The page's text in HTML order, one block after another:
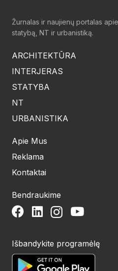
Žurnalas ir naujienų portalas
statybą, NT ir urbanistiką.
ARCHITEKTŪRA
INTERJERAS
STATYBA
NT
URBANISTIKA
Apie Mus
Reklama
Kontaktai
Bendraukime
Išbandykite programėlę